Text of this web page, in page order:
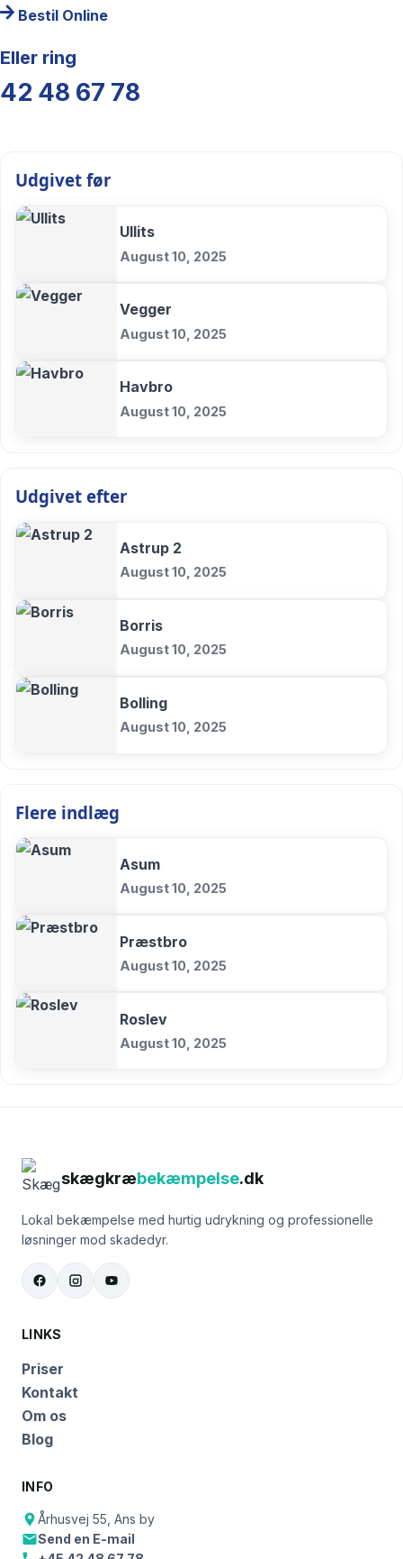
Bestil Online
Eller ring
42 48 67 78
Udgivet før
Ullits
August 10, 2025
Vegger
August 10, 2025
Havbro
August 10, 2025
Udgivet efter
Astrup 2
August 10, 2025
Borris
August 10, 2025
Bolling
August 10, 2025
Flere indlæg
Asum
August 10, 2025
Præstbro
August 10, 2025
Roslev
August 10, 2025
skægkræbekæmpelse.dk
Lokal bekæmpelse med hurtig udrykning og professionelle
løsninger mod skadedyr.
LINKS
Priser
Kontakt
Om os
Blog
INFO
Århusvej 55, Ans by
Send en E-mail